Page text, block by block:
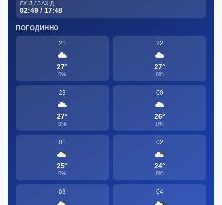
СХІД / ЗАХІД
02:49 / 17:48
ПОГОДИННО
21
27°
0%
22
27°
0%
23
27°
0%
00
26°
0%
01
25°
0%
02
24°
0%
03 04